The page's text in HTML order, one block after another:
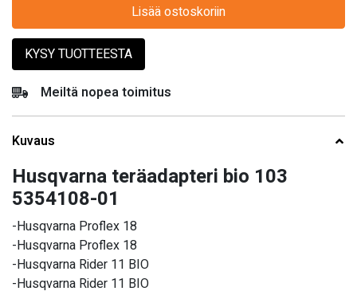
Lisää ostoskoriin
KYSY TUOTTEESTA
Meiltä nopea toimitus
Kuvaus
Husqvarna teräadapteri bio 103
5354108-01
-Husqvarna Proflex 18
-Husqvarna Proflex 18
-Husqvarna Rider 11 BIO
-Husqvarna Rider 11 BIO